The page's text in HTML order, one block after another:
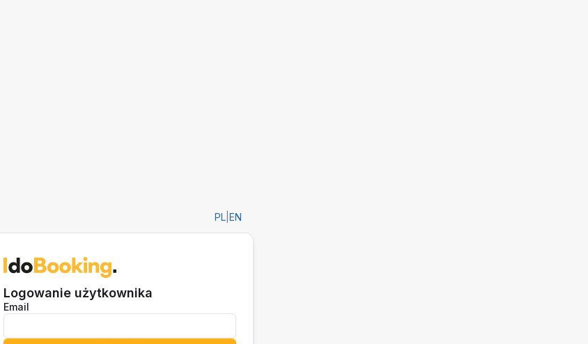
PL EN
Logowanie użytkownika
Email